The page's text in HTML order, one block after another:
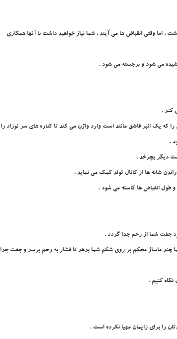
اما وقتي انقباض ها مي آيند ، شما نياز خواهيد داشت با آنها همکاري
مي شود و برجسته مي شود .
کند .
که يک انبر قاشق مانند است وارد واژن مي کند تا کناره هاي سر نوزاد را
.
ديگر بچرخد .
شانه ها از کانال تولد کمک مي نمايد .
و طول انقباض ها کاسته مي شود .
جفت شما از رحم جدا گردد .
چند ماساژ محکم بر روي شکم شما بدهد تا فشار به رحم برسد و جفت جدا
کنيم .
را براي زايمان مهيا نکرده است .